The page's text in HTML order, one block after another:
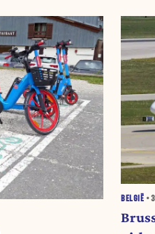
BELGIË •